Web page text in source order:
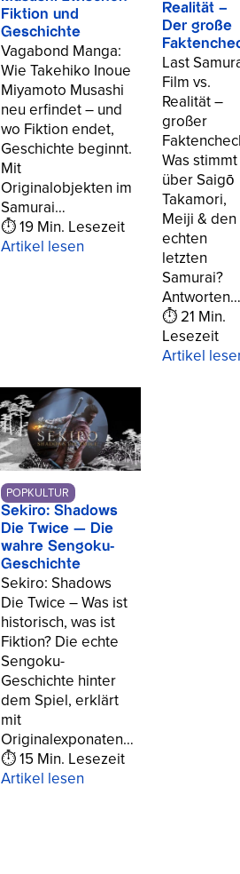
Fiktion und
Geschichte
Vagabond Manga:
Wie Takehiko Inoue
Miyamoto Musashi
neu erfindet – und
wo Fiktion endet,
Geschichte beginnt.
Mit
Originalobjekten im
Samurai…
⏱ 19 Min. Lesezeit
Artikel lesen
Realität –
Der große
Last
Film vs.
Realität –
großer
Was stimmt
über Saigō
Takamori,
Meiji & den
echten
letzten
Samurai?
Antworten…
⏱ 21 Min.
Lesezeit
Artikel
POPKULTUR
Sekiro: Shadows
Die Twice — Die
wahre Sengoku-
Geschichte
Sekiro: Shadows
Die Twice – Was ist
historisch, was ist
Fiktion? Die echte
Sengoku-
Geschichte hinter
dem Spiel, erklärt
mit
Originalexponaten…
⏱ 15 Min. Lesezeit
Artikel lesen